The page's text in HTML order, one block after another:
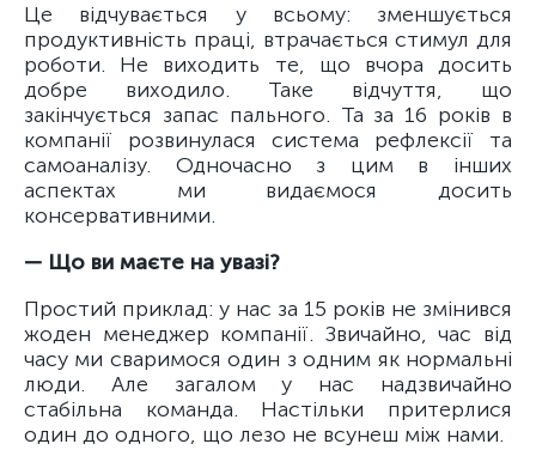
Це відчувається у всьому: зменшується
продуктивність праці, втрачається стимул для
роботи. Не виходить те, що вчора досить
добре виходило. Таке відчуття, що
закінчується запас пального. Та за 16 років в
компанії розвинулася система рефлексії та
самоаналізу. Одночасно з цим в інших
аспектах ми видаємося досить
консервативними.
— Що ви маєте на увазі?
Простий приклад: у нас за 15 років не змінився
жоден менеджер компанії. Звичайно, час від
часу ми сваримося один з одним як нормальні
люди. Але загалом у нас надзвичайно
стабільна команда. Настільки притерлися
один до одного, що лезо не всунеш між нами.